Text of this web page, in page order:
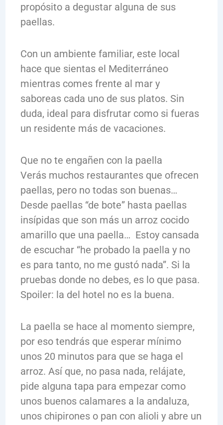
propósito a degustar alguna de sus
paellas.
Con un ambiente familiar, este local
hace que sientas el Mediterráneo
mientras comes frente al mar y
saboreas cada uno de sus platos. Sin
duda, ideal para disfrutar como si fueras
un residente más de vacaciones.
Que no te engañen con la paella
Verás muchos restaurantes que ofrecen
paellas, pero no todas son buenas…
Desde paellas “de bote” hasta paellas
insípidas que son más un arroz cocido
amarillo que una paella… Estoy cansada
de escuchar “he probado la paella y no
es para tanto, no me gustó nada”. Si la
pruebas donde no debes, es lo que pasa.
Spoiler: la del hotel no es la buena.
La paella se hace al momento siempre,
por eso tendrás que esperar mínimo
unos 20 minutos para que se haga el
arroz. Así que, no pasa nada, relájate,
pide alguna tapa para empezar como
unos buenos calamares a la andaluza,
unos chipirones o pan con alioli y abre un